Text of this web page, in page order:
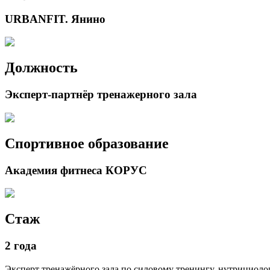
URBANFIT. Янино
Должность
Эксперт-партнёр тренажерного зала
Спортивное образование
Академия фитнеса КОРУС
Стаж
2 года